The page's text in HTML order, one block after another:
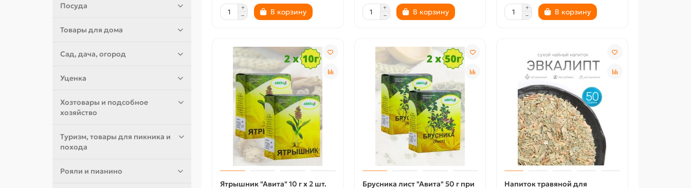
Посуда
Товары для дома
Сад, дача, огород
Уценка
Хозтовары и подсобное
хозяйство
Туризм, товары для пикника и
похода
Рояли и пианино
В корзину В корзину В корзину
Ятрышник "Авита" 10 г х 2 шт.
Брусника лист "Авита" 50 г при
Напиток травяной для